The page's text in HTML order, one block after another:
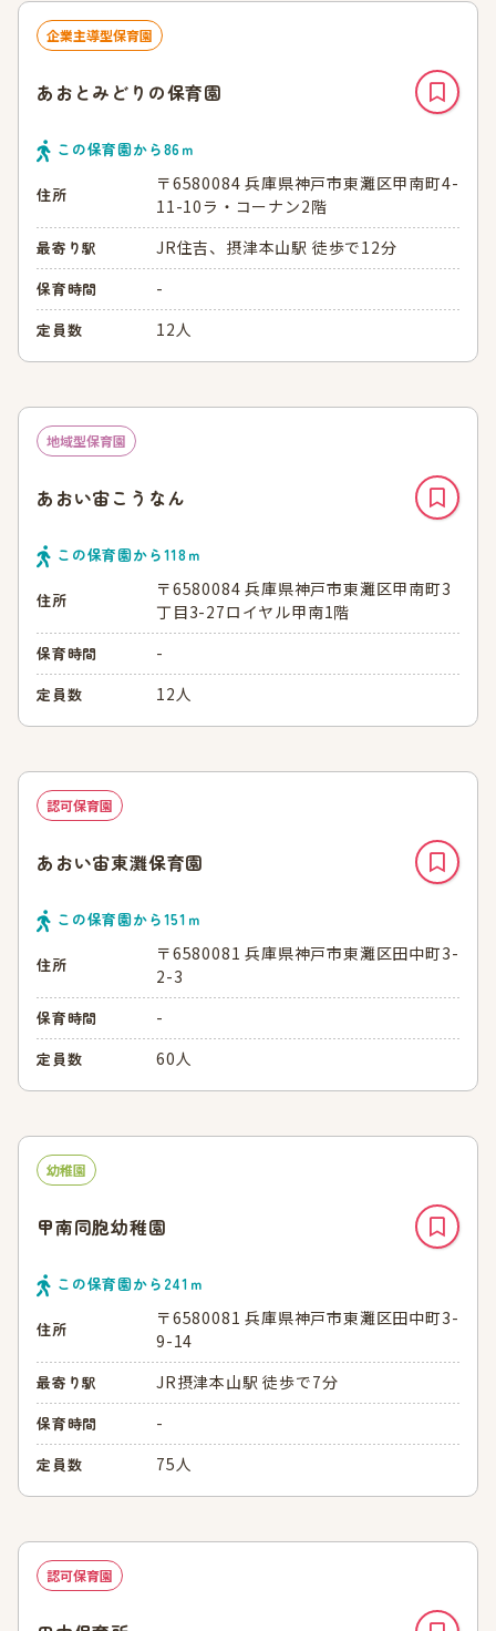
企業主導型保育園
あおとみどりの保育園
この保育園から86ｍ
住所
〒6580084 兵庫県神戸市東灘区甲南町4-
11-10ラ・コーナン2階
最寄り駅 JR住吉、摂津本山駅 徒歩で12分
保育時間 -
定員数 12人
地域型保育園
あおい宙こうなん
この保育園から118ｍ
住所
〒6580084 兵庫県神戸市東灘区甲南町3
丁目3-27ロイヤル甲南1階
保育時間 -
定員数 12人
認可保育園
あおい宙東灘保育園
この保育園から151 ｍ
住所
〒6580081 兵庫県神戸市東灘区田中町3-
2-3
保育時間 -
定員数 60人
幼稚園
甲南同胞幼稚園
この保育園から 241 ｍ
住所
〒6580081 兵庫県神戸市東灘区田中町3-
9-14
最寄り駅 JR摂津本山駅 徒歩で7分
保育時間 -
定員数 75人
認可保育園